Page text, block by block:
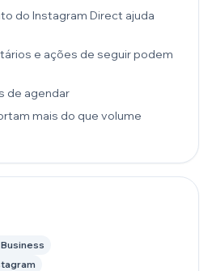
do Instagram Direct ajuda
e ações de seguir podem
de agendar
mais do que volume